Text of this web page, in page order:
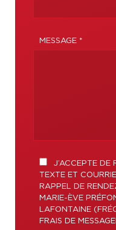
MESSAGE *
J’ACCEPTE DE
TEXTE ET
RAPPEL DE
MARIE-ÈVE
LAFONTAINE
FRAIS DE